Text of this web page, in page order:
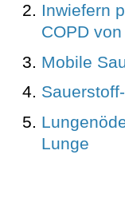
Inwiefern
COPD
Mobile
Lunge